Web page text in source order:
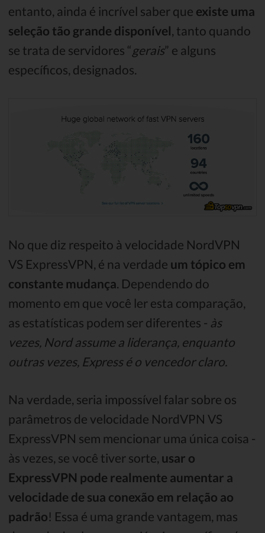
entanto, ainda é incrível saber que existe uma
seleção tão grande disponível, tanto quando
se trata de servidores “gerais” e alguns
específicos, designados.
No que diz respeito à velocidade NordVPN
VS ExpressVPN, é na verdade um tópico em
constante mudança . Dependendo do
momento em que você ler esta comparação,
as estatísticas podem ser diferentes - às
vezes, Nord assume a liderança, enquanto
outras vezes, Express é o vencedor claro.
Na verdade, seria impossível falar sobre os
parâmetros de velocidade NordVPN VS
ExpressVPN sem mencionar uma única coisa -
às vezes, se você tiver sorte, usar o
ExpressVPN pode realmente aumentar a
velocidade de sua conexão em relação ao
padrão! Essa é uma grande vantagem, mas